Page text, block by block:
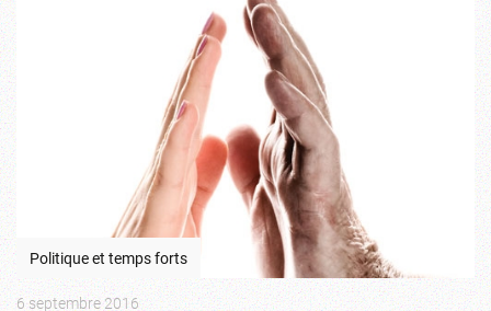
Politique et temps forts
6 septembre 2016